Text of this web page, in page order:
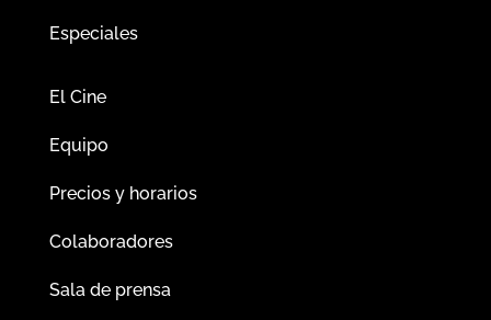
Especiales
El Cine
Equipo
Precios y horarios
Colaboradores
Sala de prensa